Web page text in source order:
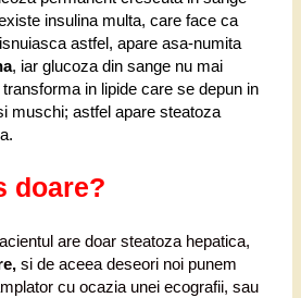
insulina multa, care face ca
astfel, apare asa-numita
, iar glucoza din sange nu mai
in lipide care se depun in
muschi; astfel apare steatoza
doare?
are doar steatoza hepatica,
si de aceea deseori noi punem
cu ocazia unei ecografii, sau